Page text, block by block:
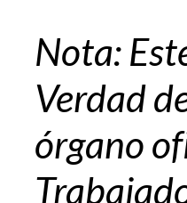
Nota:
Verdad
órgano